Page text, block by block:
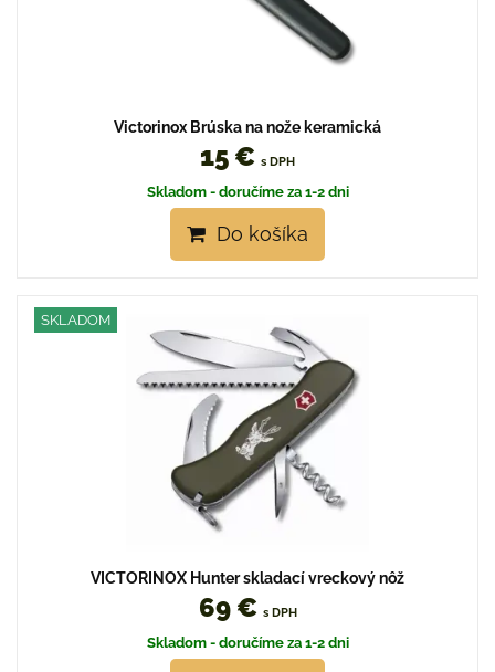
Victorinox Brúska na nože keramická
15 € s DPH
Skladom - doručíme za 1-2 dni
Do košíka
SKLADOM
VICTORINOX Hunter skladací vreckový nôž
69 € s DPH
Skladom - doručíme za 1-2 dni